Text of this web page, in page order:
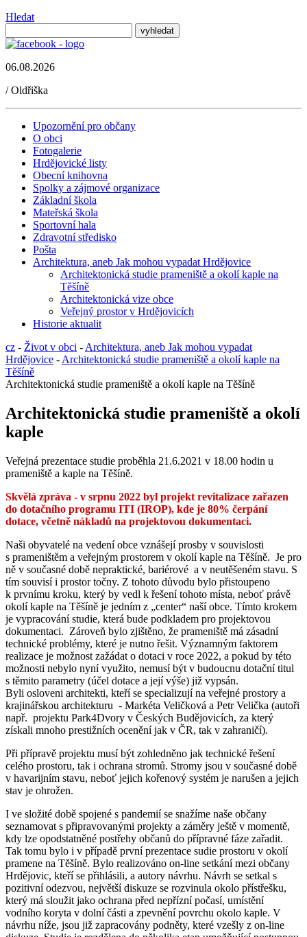
Hledat
06.08.2026
/Oldřiška
Upozornění pro občany
O obci
Fotogalerie
Hrdějovické listy
Obecní knihovna
Spolky a zájmové organizace
Základní škola
Mateřská škola
Sportovní hala
Zdravotní středisko
Pošta
Architektura, aneb Jak mohou vypadat Hrdějovice
Architektonická studie prameniště a okolí kaple na
Těšíně
Architektonická vize obce
Veřejný prostor v Hrdějovicích
Historie aktualit
cz - Život v obci - Architektura, aneb Jak mohou vypadat
Hrdějovice - Architektonická studie prameniště a okolí kaple na
Těšíně
Architektonická studie prameniště a okolí kaple na Těšíně
Architektonická studie prameniště a okolí
kaple
Veřejná prezentace studie proběhla 21.6.2021 v 18.00 hodin u
prameniště a kaple na Těšíně.
Skvělá zpráva - v srpnu 2022 byl projekt revitalizace zařazen
do dotačního programu ITI (IROP), kde je 80% čerpání
dotace, včetně nákladů na projektovou dokumentaci.
Naši obyvatelé na vedení obce vznášejí prosby v souvislosti
s prameništěm a veřejným prostorem v okolí kaple na Těšíně. Je pro
ně v současné době nepraktické, bariérové a v neutěšeném stavu. S
tím souvisí i prostor točny. Z tohoto důvodu bylo přistoupeno
k prvnímu kroku, který by vedl k řešení tohoto místa, neboť právě
okolí kaple na Těšíně je jedním z „center“ naší obce. Tímto krokem
je vypracování studie, která bude podkladem pro projektovou
dokumentaci. Zároveň bylo zjištěno, že prameniště má zásadní
technické problémy, které je nutno řešit. Významným faktorem
realizace je možnost zažádat o dotaci v roce 2022, a pokud by této
možnosti nebylo nyní využito, nemusí být v budoucnu dotační titul
s těmito parametry (účel dotace a její výše) již vypsán.
Byli osloveni architekti, kteří se specializují na veřejné prostory a
krajinářskou architekturu - Markéta Veličková a Petr Velička (autoři
např. projektu Park4Dvory v Českých Budějovicích, za který
získali mnoho prestižních ocenění jak v ČR, tak v zahraničí).
Při přípravě projektu musí být zohledněno jak technické řešení
celého prostoru, tak i ochrana stromů. Stromy jsou v současné době
v havarijním stavu, neboť jejich kořenový systém je narušen a jejich
stav je ohrožen.
I ve složité době spojené s pandemií se snažíme naše občany
seznamovat s připravovanými projekty a záměry ještě v momentě,
kdy lze opodstatněné postřehy občanů do přípravné fáze zařadit.
Tak tomu bylo i v případě první prezentace sudie prostoru v okolí
pramene na Těšíně. Bylo realizováno on-line setkání mezi občany
Hrdějovic, kteří se přihlásili, a autory návrhu. Návrh se setkal s
pozitivní odezvou, největší diskuze se rozvinula okolo přístřešku,
který má sloužit jako ochrana před nepřízní počasí, umístění
vodního koryta v dolní části a zpevnění povrchu okolo kaple. V
návrhu níže, jsou již zapracovány podněty, které vzešly z on-line